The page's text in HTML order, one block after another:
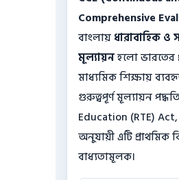
Comprehensive
বাংলায় ধারাবাহিক ও
মূল্যায়নহলো ভারতের
মাধ্যমিক শিক্ষায়
গুরুত্বপূর্ণ মূল্যায়ন
Education (RTE)
অনুযায়ী এটি প্রাথমিক
বাধ্যতামূলক।